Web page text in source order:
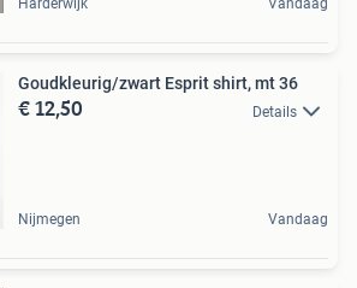
Harderwijk Vandaag
Goudkleurig/zwart Esprit shirt, mt 36
€ 12,50 Details
Nijmegen Vandaag